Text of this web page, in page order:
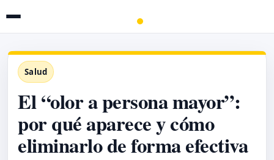
Salud
El “olor a persona mayor”:
por qué aparece y cómo
eliminarlo de forma efectiva